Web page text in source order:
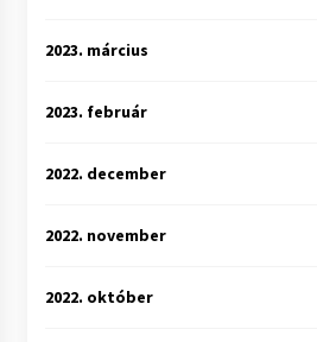
2023. március
2023. február
2022. december
2022. november
2022. október